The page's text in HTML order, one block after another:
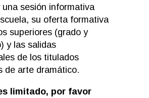
una sesión informativa
su oferta formativa
superiores (grado y
y las salidas
de los titulados
de arte dramático.
limitado, por favor